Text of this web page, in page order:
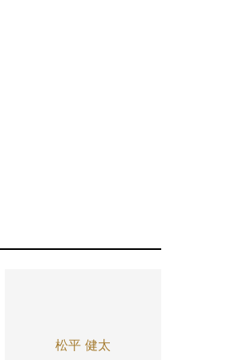
松平 健太